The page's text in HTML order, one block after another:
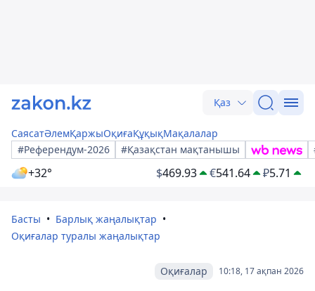
Қаз
СаясатӘлемҚаржыОқиғаҚұқықМақалалар
#Референдум-2026
#Қазақстан мақтанышы
+32° $469.93 €541.64 ₽5.71
Басты
Барлық жаңалықтар
Оқиғалар туралы жаңалықтар
10:18, 17 ақпан 2026
Оқиғалар